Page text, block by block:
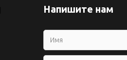
Напишите нам